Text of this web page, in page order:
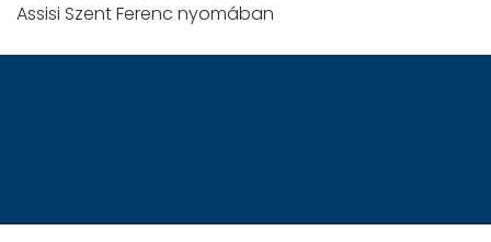
Assisi Szent Ferenc nyomában